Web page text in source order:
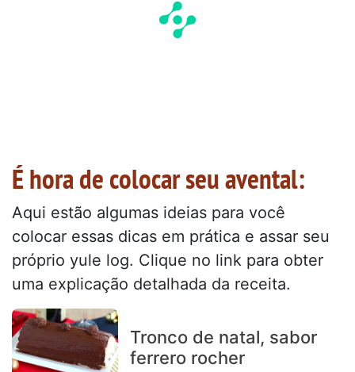
É hora de colocar seu avental:
Aqui estão algumas ideias para você
colocar essas dicas em prática e assar seu
próprio yule log. Clique no link para obter
uma explicação detalhada da receita.
Tronco de natal, sabor
ferrero rocher